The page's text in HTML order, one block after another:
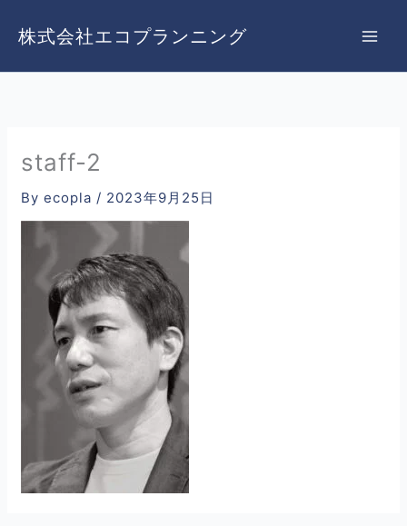
ス
株式会社エコプランニング
staff-2
Byecopla / 2023年9月25日